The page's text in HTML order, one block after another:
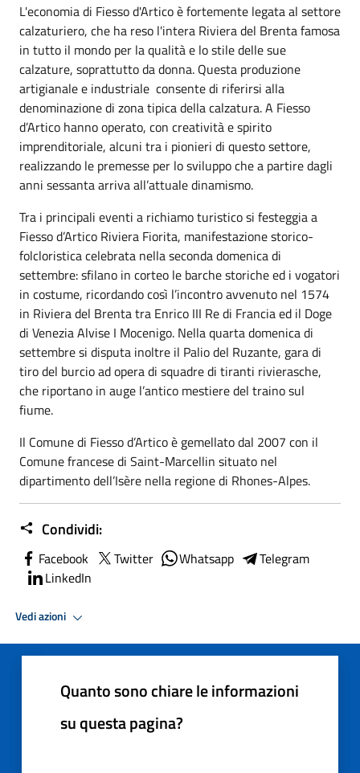
L'economia di Fiesso d'Artico è fortemente legata al settore
calzaturiero, che ha reso l'intera Riviera del Brenta famosa
in tutto il mondo per la qualità e lo stile delle sue
calzature, soprattutto da donna. Questa produzione
artigianale e industriale consente di riferirsi alla
denominazione di zona tipica della calzatura. A Fiesso
d’Artico hanno operato, con creatività e spirito
imprenditoriale, alcuni tra i pionieri di questo settore,
realizzando le premesse per lo sviluppo che a partire dagli
anni sessanta arriva all’attuale dinamismo.
Tra i principali eventi a richiamo turistico si festeggia a
Fiesso d’Artico Riviera Fiorita, manifestazione storico-
folcloristica celebrata nella seconda domenica di
settembre: sfilano in corteo le barche storiche ed i vogatori
in costume, ricordando così l’incontro avvenuto nel 1574
in Riviera del Brenta tra Enrico III Re di Francia ed il Doge
di Venezia Alvise I Mocenigo. Nella quarta domenica di
settembre si disputa inoltre il Palio del Ruzante, gara di
tiro del burcio ad opera di squadre di tiranti rivierasche,
che riportano in auge l’antico mestiere del traino sul
fiume.
Il Comune di Fiesso d’Artico è gemellato dal 2007 con il
Comune francese di Saint-Marcellin situato nel
dipartimento dell’Isère nella regione di Rhones-Alpes.
Condividi:
Facebook Twitter Whatsapp
Telegram
LinkedIn
Vedi azioni
Quanto sono chiare le informazioni
su questa pagina?